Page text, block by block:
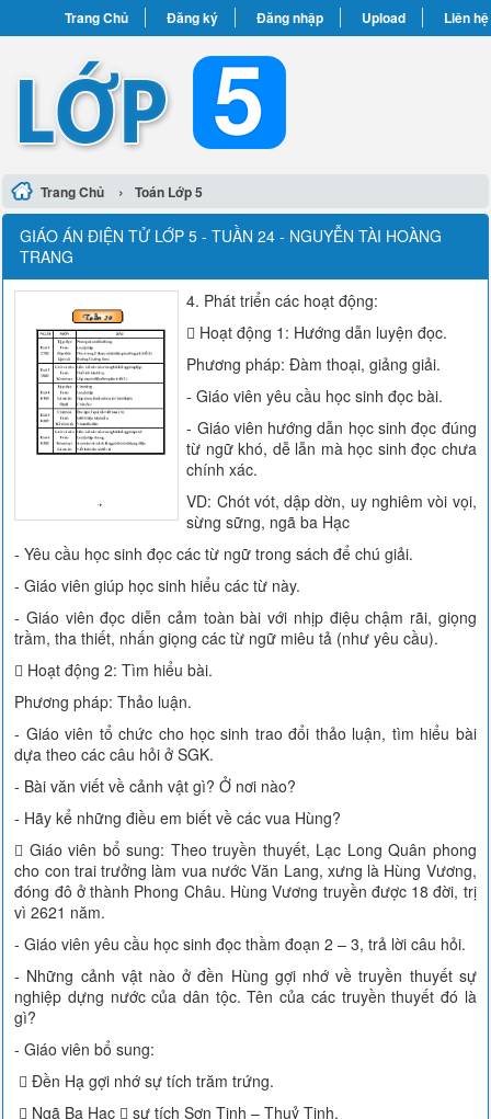
Trang Chủ Đăng ký Đăng nhập Upload Liên hệ
Trang Chủ › Toán Lớp 5
GIÁO ÁN ĐIỆN TỬ LỚP 5 - TUẦN 24 - NGUYỄN TÀI HOÀNG
TRANG
4. Phát triển các hoạt động:
 Hoạt động 1: Hướng dẫn luyện đọc.
Phương pháp: Đàm thoại, giảng giải.
- Giáo viên yêu cầu học sinh đọc bài.
- Giáo viên hướng dẫn học sinh đọc đúng
từ ngữ khó, dễ lẫn mà học sinh đọc chưa
chính xác.
VD: Chót vót, dập dờn, uy nghiêm vòi vọi,
sừng sững, ngã ba Hạc
- Yêu cầu học sinh đọc các từ ngữ trong sách để chú giải.
- Giáo viên giúp học sinh hiểu các từ này.
- Giáo viên đọc diễn cảm toàn bài với nhịp điệu chậm rãi, giọng
trầm, tha thiết, nhấn giọng các từ ngữ miêu tả (như yêu cầu).
 Hoạt động 2: Tìm hiểu bài.
Phương pháp: Thảo luận.
- Giáo viên tổ chức cho học sinh trao đổi thảo luận, tìm hiểu bài
dựa theo các câu hỏi ở SGK.
- Bài văn viết về cảnh vật gì? Ở nơi nào?
- Hãy kể những điều em biết về các vua Hùng?
 Giáo viên bổ sung: Theo truyền thuyết, Lạc Long Quân phong
cho con trai trưởng làm vua nước Văn Lang, xưng là Hùng Vương,
đóng đô ở thành Phong Châu. Hùng Vương truyền được 18 đời, trị
vì 2621 năm.
- Giáo viên yêu cầu học sinh đọc thầm đoạn 2 – 3, trả lời câu hỏi.
- Những cảnh vật nào ở đền Hùng gợi nhớ về truyền thuyết sự
nghiệp dựng nước của dân tộc. Tên của các truyền thuyết đó là
gì?
- Giáo viên bổ sung:
 Đền Hạ gợi nhớ sự tích trăm trứng.
 Ngã Ba Hạc  sự tích Sơn Tinh – Thuỷ Tinh.